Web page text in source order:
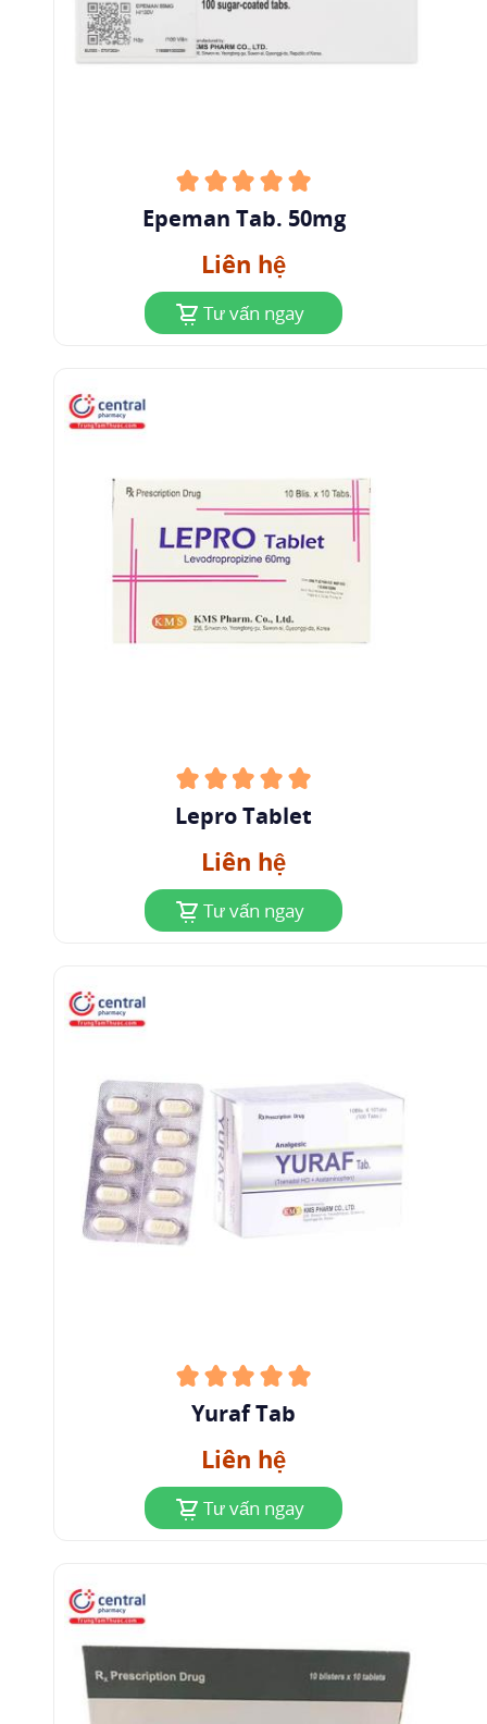
Epeman Tab. 50mg
Liên hệ
Tư vấn ngay
Lepro Tablet
Liên hệ
Tư vấn ngay
Yuraf Tab
Liên hệ
Tư vấn ngay